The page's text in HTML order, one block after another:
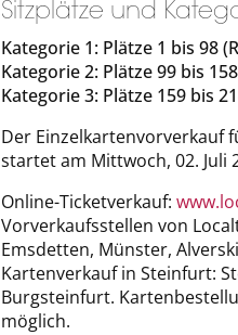
Sitzplätze und
Kategorie 1: Plätze 1 bis 98
Kategorie 2: Plätze 99 bis
Kategorie 3: Plätze 159 bis
Der Einzelkartenvorverkauf
startet am Mittwoch, 02. Juli
Online-Ticketverkauf:
Vorverkaufsstellen von
Emsdetten, Münster,
Kartenverkauf in Steinfurt:
Burgsteinfurt.
möglich.